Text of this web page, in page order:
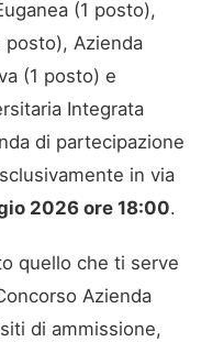
(1 posto),
posto), Azienda
(1 posto) e
Integrata
di partecipazione
in via
2026 ore 18:00.
quello che ti serve
Azienda
di ammissione,